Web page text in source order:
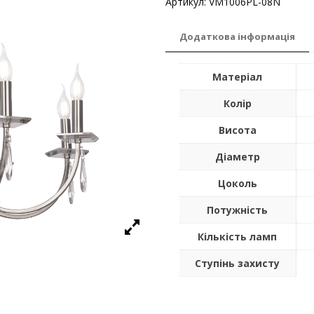
Додаткова інформація
Матеріал
Колір
Висота
Діаметр
Цоколь
Потужність
Кількість ламп
Ступінь захисту